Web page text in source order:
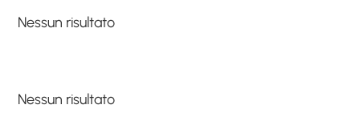
Nessun risultato
Nessun risultato